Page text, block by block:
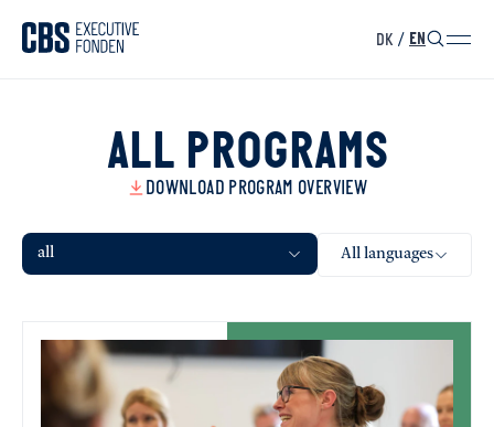
DK / EN
ALL PROGRAMS
DOWNLOAD PROGRAM OVERVIEW
all All languages